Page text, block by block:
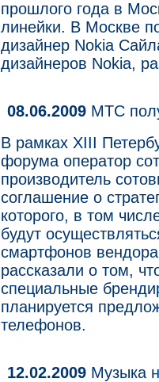
прошлого года в
линейки. В Москве
дизайнер Nokia
дизайнеров Nokia,
08.06.2009 МТС
В рамках XIII
форума оператор
производитель
соглашение о
которого, в том
будут
смартфонов
рассказали о том,
специальные
планируется
телефонов.
12.02.2009 Музыка